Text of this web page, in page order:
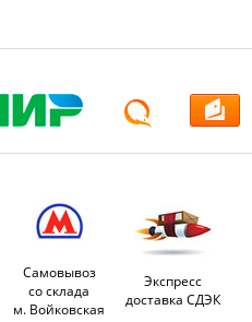
Самовывоз
со склада
м. Войковская
Экспресс
доставка СДЭК